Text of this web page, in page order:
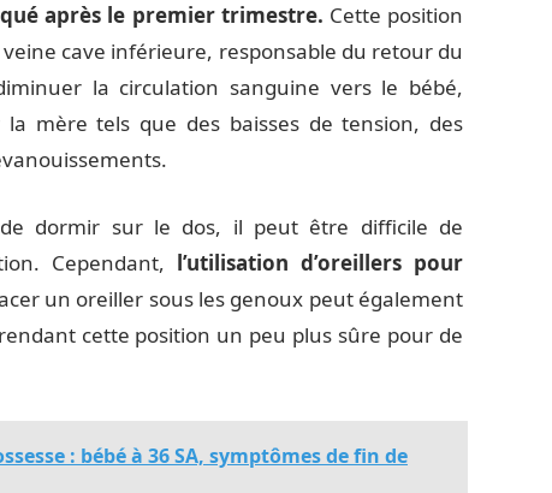
après le premier trimestre. Cette position
cave inférieure, responsable du retour du
la circulation sanguine vers le bébé,
mère tels que des baisses de tension, des
dormir sur le dos, il peut être difficile de
Cependant, l’utilisation d’oreillers pour
un oreiller sous les genoux peut également
cette position un peu plus sûre pour de
: bébé à 36 SA, symptômes de fin de